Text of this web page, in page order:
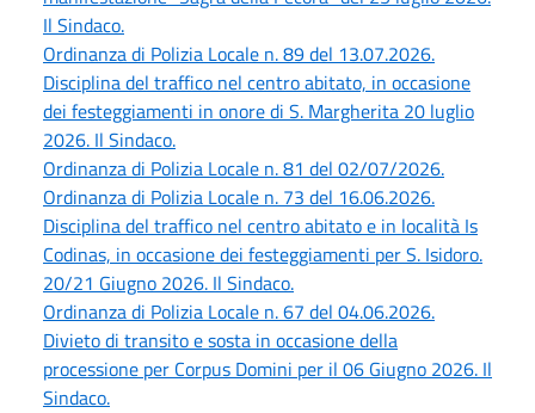
Il Sindaco.
Ordinanza di Polizia Locale n. 89 del 13.07.2026.
Disciplina del traffico nel centro abitato, in occasione
dei festeggiamenti in onore di S. Margherita 20 luglio
2026. Il Sindaco.
Ordinanza di Polizia Locale n. 81 del 02/07/2026.
Ordinanza di Polizia Locale n. 73 del 16.06.2026.
Disciplina del traffico nel centro abitato e in località Is
Codinas, in occasione dei festeggiamenti per S. Isidoro.
20/21 Giugno 2026. Il Sindaco.
Ordinanza di Polizia Locale n. 67 del 04.06.2026.
Divieto di transito e sosta in occasione della
processione per Corpus Domini per il 06 Giugno 2026. Il
Sindaco.